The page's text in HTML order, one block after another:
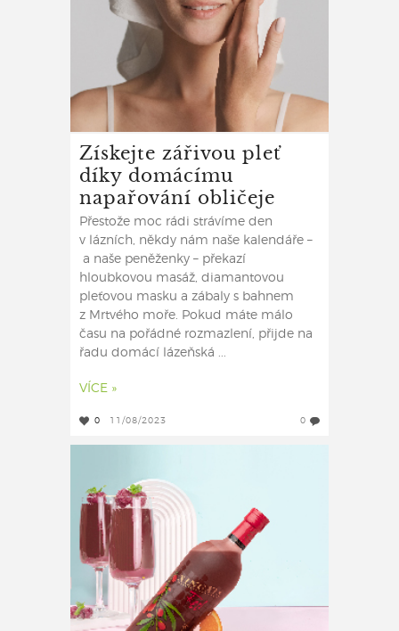
Získejte zářivou pleť
díky domácímu
napařování obličeje
Přestože moc rádi strávíme den
v lázních, někdy nám naše kalendáře –
a naše peněženky – překazí
hloubkovou masáž, diamantovou
pleťovou masku a zábaly s bahnem
z Mrtvého moře. Pokud máte málo
času na pořádné rozmazlení, přijde na
řadu domácí lázeňská ...
VÍCE »
0 11/08/2023 0